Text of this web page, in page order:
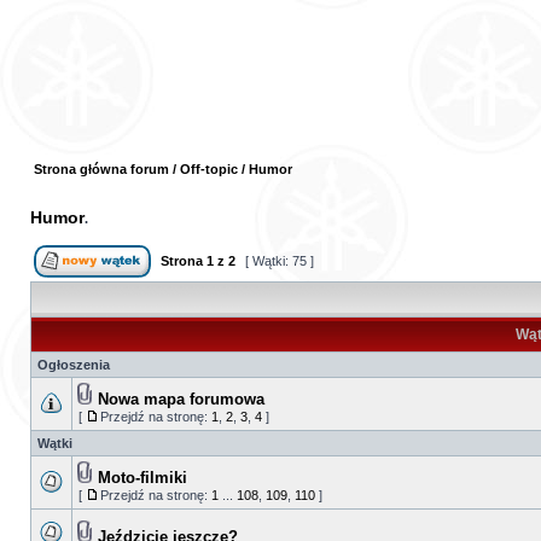
Strona główna forum / Off-topic / Humor
Humor
Strona 1 z 2 [ Wątki: 75 ]
Ogłoszenia
Nowa mapa forumowa
[ Przejdź na stronę: 1 2 3 4 ]
Wątki
Moto-filmiki
[ Przejdź na stronę: 1 108 109 110 ]
Jeździcie jeszcze?